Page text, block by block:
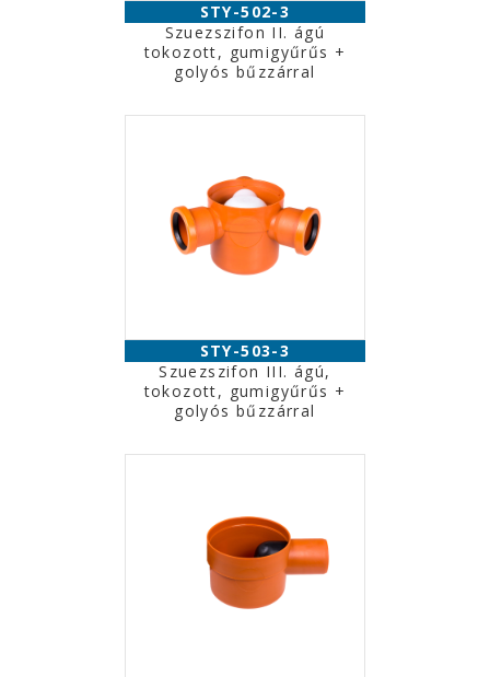
STY-502-3
Szuezszifon II. ágú
tokozott, gumigyűrűs +
golyós bűzzárral
STY-503-3
Szuezszifon III. ágú,
tokozott, gumigyűrűs +
golyós bűzzárral